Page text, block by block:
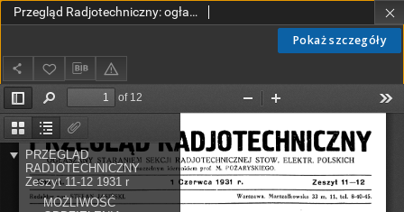
Pokaż szczegóły
Przegląd Radjotechniczny: ogłaszany staraniem Sekcji Radiotechnicznej Stow. Elektr. Polskich R. IX z. 11-12 (1931)